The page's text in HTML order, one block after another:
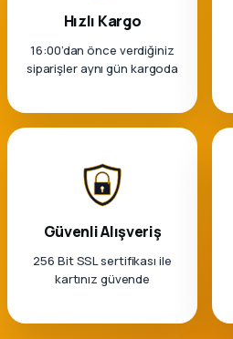
Parça
Hızlı Kargo
16:00’dan önce verdiğiniz
siparişler aynı gün kargoda
Güvenli Alışveriş
256 Bit SSL sertifikası ile
kartınız güvende